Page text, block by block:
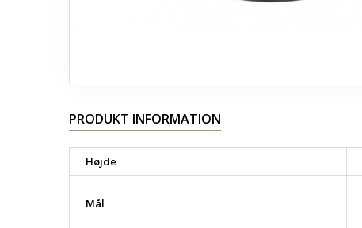
PRODUKT INFORMATION
Højde
Mål